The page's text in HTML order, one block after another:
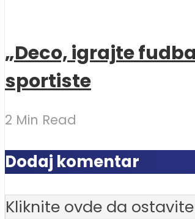
„Deco, igrajte
sportiste
2 Min Read
Dodaj komentar
Kliknite ovde da